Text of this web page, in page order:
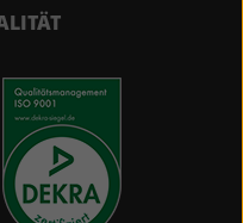
9001_GER_TC_P.PNG